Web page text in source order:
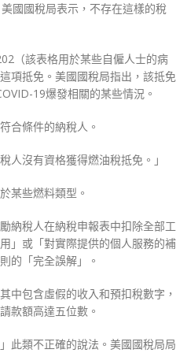
國國稅局表示，不存在這樣的稅
（該表格用於某些自僱人士的病
項抵免。美國國稅局指出，該抵免
19爆發相關的某些情況。
合條件的納稅人。
人沒有資格獲得燃油稅抵免。」
某些燃料類型。
納稅人在納稅申報表中扣除全部工
」或「對實際提供的個人服務的補
的「完全誤解」。
中包含虛假的收入和預扣稅數字，
款額高達五位數。
此類不正確的說法。美國國稅局局